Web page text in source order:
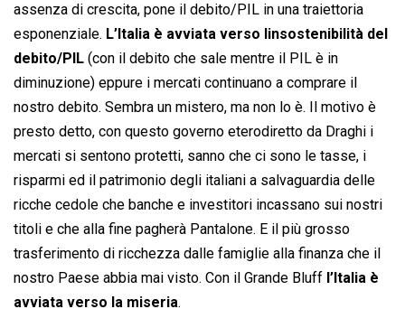
assenza di crescita, pone il debito/PIL in una traiettoria
esponenziale. L’Italia è avviata verso linsostenibilità del
debito/PIL (con il debito che sale mentre il PIL è in
diminuzione) eppure i mercati continuano a comprare il
nostro debito. Sembra un mistero, ma non lo è. Il motivo è
presto detto, con questo governo eterodiretto da Draghi i
mercati si sentono protetti, sanno che ci sono le tasse, i
risparmi ed il patrimonio degli italiani a salvaguardia delle
ricche cedole che banche e investitori incassano sui nostri
titoli e che alla fine pagherà Pantalone. E il più grosso
trasferimento di ricchezza dalle famiglie alla finanza che il
nostro Paese abbia mai visto. Con il Grande Bluff l’Italia è
avviata verso la miseria.